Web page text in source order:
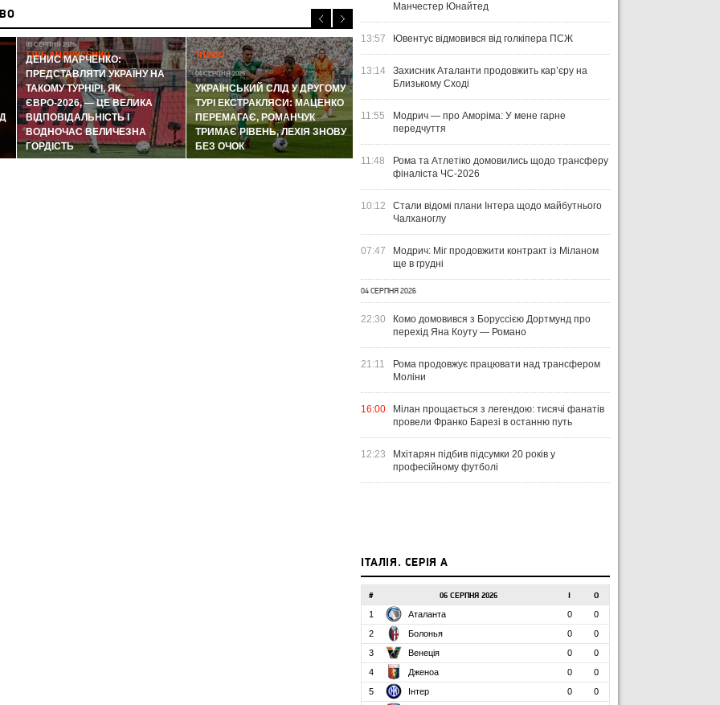
ГЛІБ АНДРУСЕНКО
05 СЕРПНЯ 2026
ДЕНИС МАРЧЕНКО:
ПРЕДСТАВЛЯТИ УКРАЇНУ НА
ТАКОМУ ТУРНІРІ, ЯК
ЄВРО-2026, — ЦЕ ВЕЛИКА
ВІДПОВІДАЛЬНІСТЬ І
ВОДНОЧАС ВЕЛИЧЕЗНА
ГОРДІСТЬ
ЧТИВО
04 СЕРПНЯ 2026
УКРАЇНСЬКИЙ СЛІД У ДРУГОМУ
ТУРІ ЕКСТРАКЛЯСИ: МАЦЕНКО
ПЕРЕМАГАЄ, РОМАНЧУК
ТРИМАЄ РІВЕНЬ, ЛЕХІЯ ЗНОВУ
БЕЗ ОЧОК
УКРАЇНА
31 ЛИПНЯ 2026
УПЛ-2026/27. ПРЕДСТАВЛЕННЯ
КОМАНД
ЛІГА ЄВРОПИ
ВІСІМ МАТЧІВ — НУЛЬ
ПЕРЕМОГ: ЯК ДИНАМО, ЛНЗ ТА
СТАРТІ ЄВРОКУБКІВ
Манчестер Юнайтед
13:57 Ювентус відмовився від голкіпера ПСЖ
13:14
Захисник Аталанти продовжить кар’єру на
Близькому Сході
11:55
Модрич — про Аморіма: У мене гарне
передчуття
11:48
Рома та Атлетіко домовились щодо трансферу
фіналіста ЧС-2026
10:12
Стали відомі плани Інтера щодо майбутнього
Чалханоглу
07:47
Модрич: Міг продовжити контракт із Міланом
ще в грудні
04 СЕРПНЯ 2026
22:30
Комо домовився з Боруссією Дортмунд про
перехід Яна Коуту — Романо
21:11
Рома продовжує працювати над трансфером
Моліни
16:00
Мілан прощається з легендою: тисячі фанатів
провели Франко Барезі в останню путь
12:23
Мхітарян підбив підсумки 20 років у
професійному футболі
ІТАЛІЯ. СЕРІЯ А
# 06 СЕРПНЯ 2026 О
1 Аталанта 0
0
2
Болонья 0
0
3
Венеція 0
0
4
Дженоа 0
0
5
Інтер 0
0